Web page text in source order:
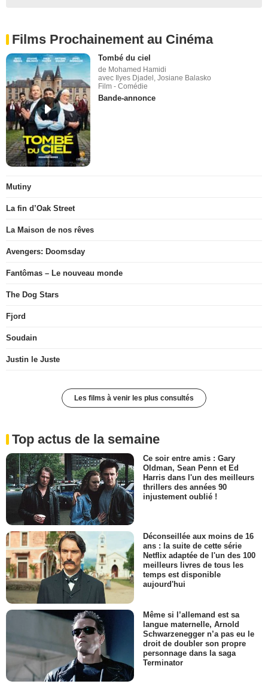
Films Prochainement au Cinéma
Tombé du ciel
de Mohamed Hamidi
avec Ilyes Djadel, Josiane Balasko
Film - Comédie
Bande-annonce
Mutiny
La fin d’Oak Street
La Maison de nos rêves
Avengers: Doomsday
Fantômas – Le nouveau monde
The Dog Stars
Fjord
Soudain
Justin le Juste
Les films à venir les plus consultés
Top actus de la semaine
Ce soir entre amis : Gary
Oldman, Sean Penn et Ed
Harris dans l'un des meilleurs
thrillers des années 90
injustement oublié !
Déconseillée aux moins de 16
ans : la suite de cette série
Netflix adaptée de l'un des 100
meilleurs livres de tous les
temps est disponible
aujourd'hui
Même si l’allemand est sa
langue maternelle, Arnold
Schwarzenegger n’a pas eu le
droit de doubler son propre
personnage dans la saga
Terminator